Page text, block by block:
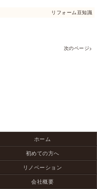
リフォーム豆知識
次のページ>
ホーム
初めての方へ
リノベーション
会社概要